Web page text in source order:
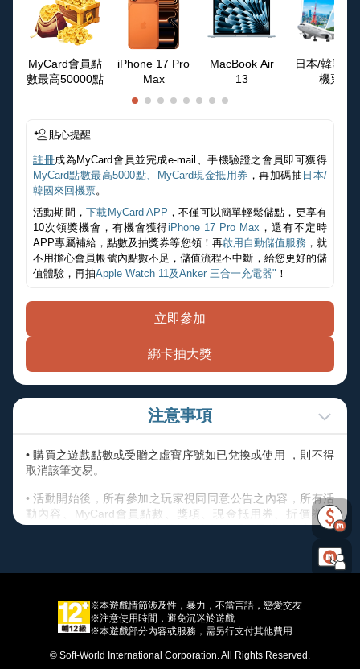
MyCard會員點
數最高50000點
iPhone 17 Pro
Max
MacBook Air
13
日本/韓國來
機票
貼心提醒
註冊成為MyCard會員並完成e-mail、手機驗證之會員即可獲得
MyCard點數最高5000點、MyCard現金抵用券 ，再加碼抽 日本/
韓國來回機票。
活動期間，下載MyCard APP ，不僅可以簡單輕鬆儲點，更享有
10次領獎機會，有機會獲得iPhone 17 Pro Max ，還有不定時
APP專屬補給，點數及抽獎券等您領！再啟用自動儲值服務，就
不用擔心會員帳號內點數不足，儲值流程不中斷，給您更好的儲
值體驗，再抽Apple Watch 11及Anker 三合一充電器" ！
立即參加
綁卡抽大獎
注意事項
• 購買之遊戲點數或受贈之虛寶序號如已兌換或使用 ，則不得
取消該筆交易。
• 活動開始後，所有參加之玩家視同同意公告之內容，所有活
動內容、MyCard會員點數、獎項、現金抵用券、折價券、
COUPON之發送方式，主辦單位保留以上活動及獎項內容修改
※本遊戲情節涉及性，暴力，不當言語，戀愛交友
※注意使用時間，避免沉迷於遊戲
※本遊戲部分內容或服務，需另行支付其他費用
© Soft-World International Corporation. All Rights Reserved.